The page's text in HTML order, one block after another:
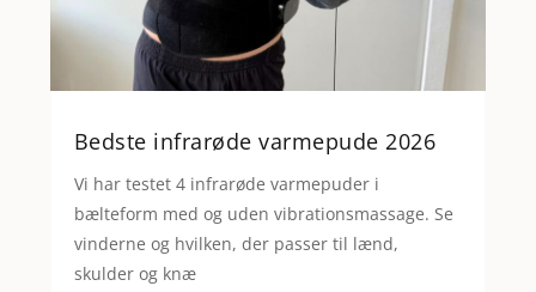
Bedste infrarøde varmepude 2026
Vi har testet 4 infrarøde varmepuder i
bælteform med og uden vibrationsmassage. Se
vinderne og hvilken, der passer til lænd,
skulder og knæ